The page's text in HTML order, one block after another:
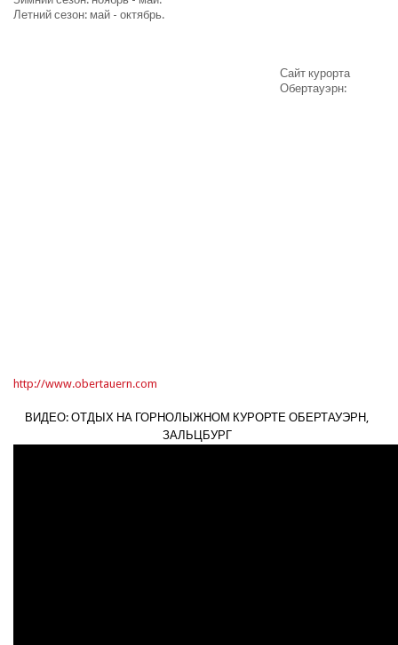
Летний сезон: май - октябрь.
Сайт курорта
Обертауэрн:
http://www.obertauern.com
ВИДЕО: ОТДЫХ НА ГОРНОЛЫЖНОМ КУРОРТЕ ОБЕРТАУЭРН,
ЗАЛЬЦБУРГ